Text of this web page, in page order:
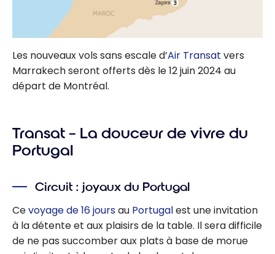
Les nouveaux vols sans escale d’Air Transat vers
Marrakech seront offerts dès le 12 juin 2024 au
départ de Montréal.
Transat – La douceur de vivre du
Portugal
Circuit : joyaux du Portugal
Cevoyage de 16 joursau Portugalest une invitation
à la détente et aux plaisirs de la table. Il sera difficile
de ne pas succomber aux plats à base de morue